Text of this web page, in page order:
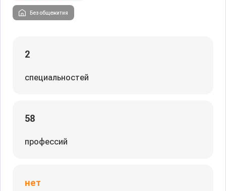
Без общежития
2
специальностей
58
профессий
нет